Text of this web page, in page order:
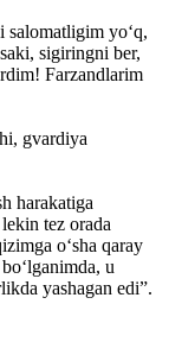
salomatligim yo‘q,
sigiringni ber,
Farzandlarim
gvardiya
harakatiga
tez orada
o‘sha qaray
u
yashagan edi”.